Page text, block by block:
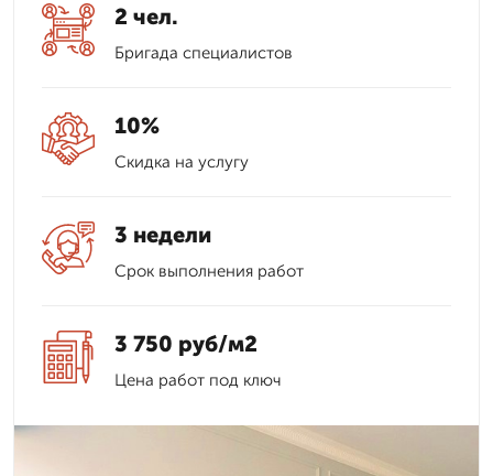
2 чел.
Бригада специалистов
10%
Скидка на услугу
3 недели
Срок выполнения работ
3 750 руб/м2
Цена работ под ключ